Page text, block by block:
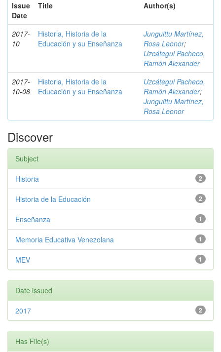
Issue
Date
Title Author(s)
2017-
10
Historia, Historia de la
Educación y su Enseñanza
Junguittu Martínez,
Rosa Leonor;
Uzcátegui Pacheco,
Ramón Alexander
2017-
10-08
Historia, Historia de la
Educación y su Enseñanza
Uzcátegui Pacheco,
Ramón Alexander;
Junguittu Martínez,
Rosa Leonor
Discover
Subject
2
Historia
2
Historia de la Educación
1
Enseñanza
1
Memoria Educativa Venezolana
1
MEV
Date issued
2
2017
Has File(s)